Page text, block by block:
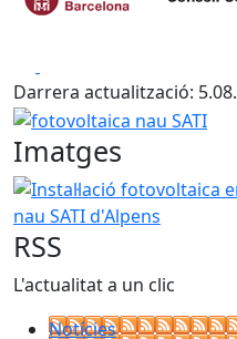
Darrera actualització:
fotovoltaica nau SATI
Imatges
Instal·lació fotovoltaica
RSS
L'actualitat a un clic
Notícies